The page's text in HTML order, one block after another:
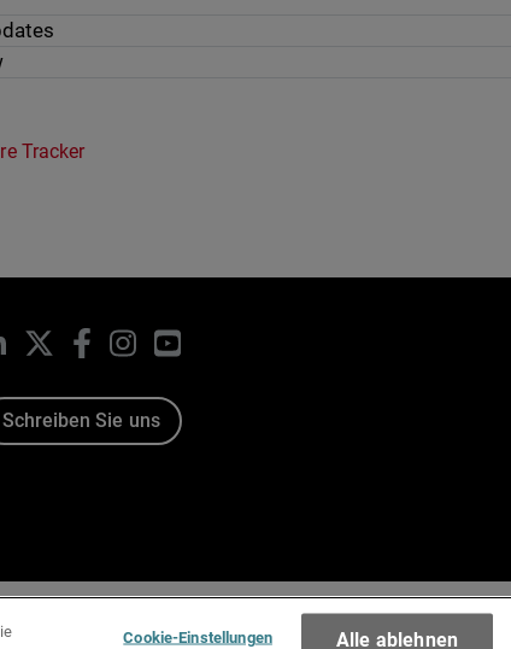
Tracker
LinkedIn Facebook
InstagramYouTube
Schreiben Sie uns
Inc. Alle Rechte vorbehalten. Terms of Use >
Cookie-Einstellungen Alle ablehnen